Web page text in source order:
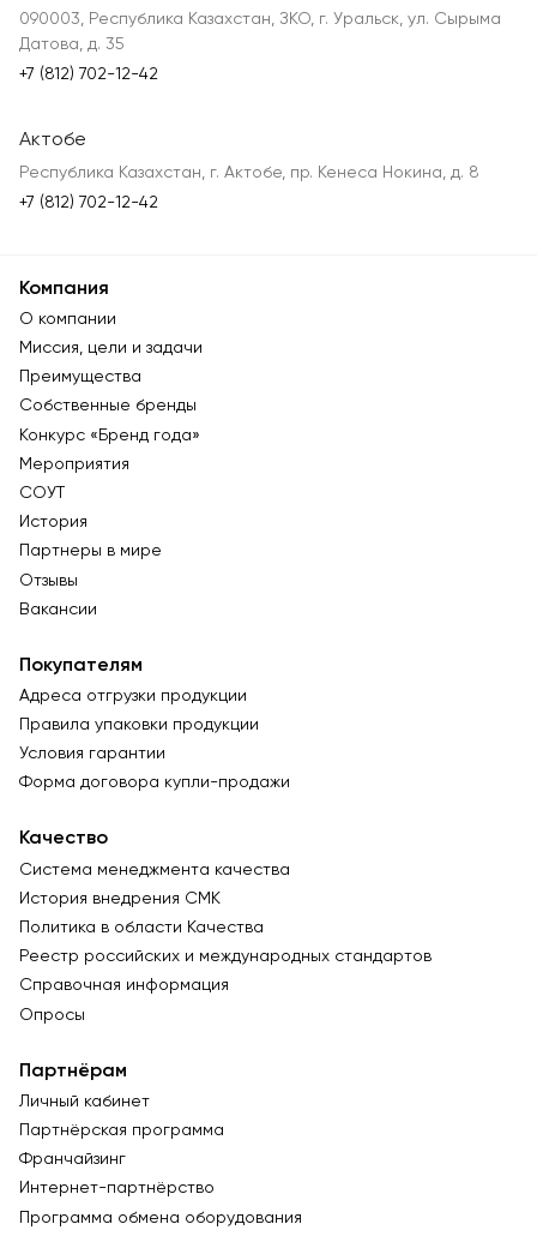
090003, Республика Казахстан, ЗКО, г. Уральск, ул. Сырыма
Датова, д. 35
+7 (812) 702-12-42
Актобе
Республика Казахстан, г. Актобе, пр. Кенеса Нокина, д. 8
+7 (812) 702-12-42
Компания
О компании
Миссия, цели и задачи
Преимущества
Собственные бренды
Конкурс «Бренд года»
Мероприятия
СОУТ
История
Партнеры в мире
Отзывы
Вакансии
Покупателям
Адреса отгрузки продукции
Правила упаковки продукции
Условия гарантии
Форма договора купли-продажи
Качество
Система менеджмента качества
История внедрения СМК
Политика в области Качества
Реестр российских и международных стандартов
Справочная информация
Опросы
Партнёрам
Личный кабинет
Партнёрская программа
Франчайзинг
Интернет-партнёрство
Программа обмена оборудования